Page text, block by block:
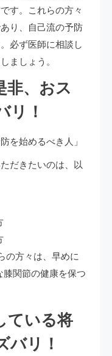
す。これらの方々
り、自己流の予防
必ず医師に相談し
ましょう。
非、おス
リ！
を始めるべき人」
だきたいのは、以
の方々は、早めに
関節の健康を保つ
ている将
バリ！